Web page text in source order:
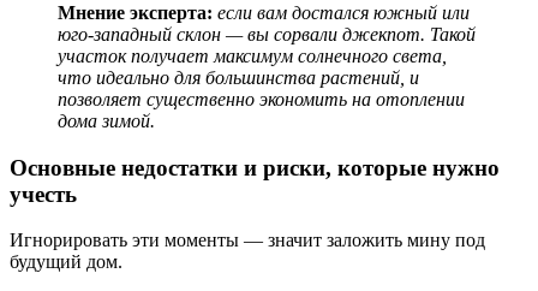
Мнение эксперта: если вам достался южный или
юго-западный склон — вы сорвали джекпот. Такой
участок получает максимум солнечного света,
что идеально для большинства растений, и
позволяет существенно экономить на отоплении
дома зимой.
Основные недостатки и риски, которые нужно
учесть
Игнорировать эти моменты — значит заложить мину под
будущий дом.